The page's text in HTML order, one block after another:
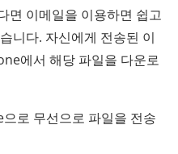
면 이메일을 이용하면 쉽고
니다. 자신에게 전송된 이
에서 해당 파일을 다운로
로 무선으로 파일을 전송